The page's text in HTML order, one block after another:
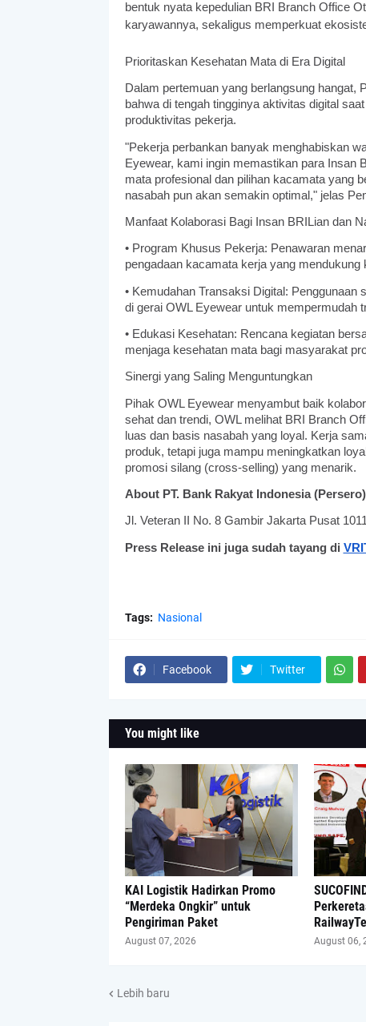
bentuk nyata kepedulian BRI Branch Office
karyawannya, sekaligus memperkuat
Prioritaskan Kesehatan Mata di Era Digital
Dalam pertemuan yang berlangsung
bahwa di tengah tingginya aktivitas digital
produktivitas pekerja.
"Pekerja perbankan banyak menghabiskan
Eyewear, kami ingin memastikan para Insan
mata profesional dan pilihan kacamata yang
nasabah pun akan semakin optimal," jelas
Manfaat Kolaborasi Bagi Insan BRILian dan
• Program Khusus Pekerja: Penawaran
pengadaan kacamata kerja yang
• Kemudahan Transaksi Digital:
di gerai OWL Eyewear untuk mempermudah
• Edukasi Kesehatan: Rencana kegiatan
menjaga kesehatan mata bagi masyarakat
Sinergi yang Saling Menguntungkan
Pihak OWL Eyewear menyambut baik
sehat dan trendi, OWL melihat BRI Branch
luas dan basis nasabah yang loyal. Kerja
produk, tetapi juga mampu meningkatkan
promosi silang (cross-selling) yang menarik.
About PT. Bank Rakyat Indonesia
Jl. Veteran II No. 8 Gambir Jakarta Pusat
Press Release ini juga sudah tayang di
Tags: Nasional
Facebook Twitter
You might like
KAI Logistik Hadirkan Promo
“Merdeka Ongkir” untuk
Pengiriman Paket
August 07, 2026 August 06,
Lebih baru